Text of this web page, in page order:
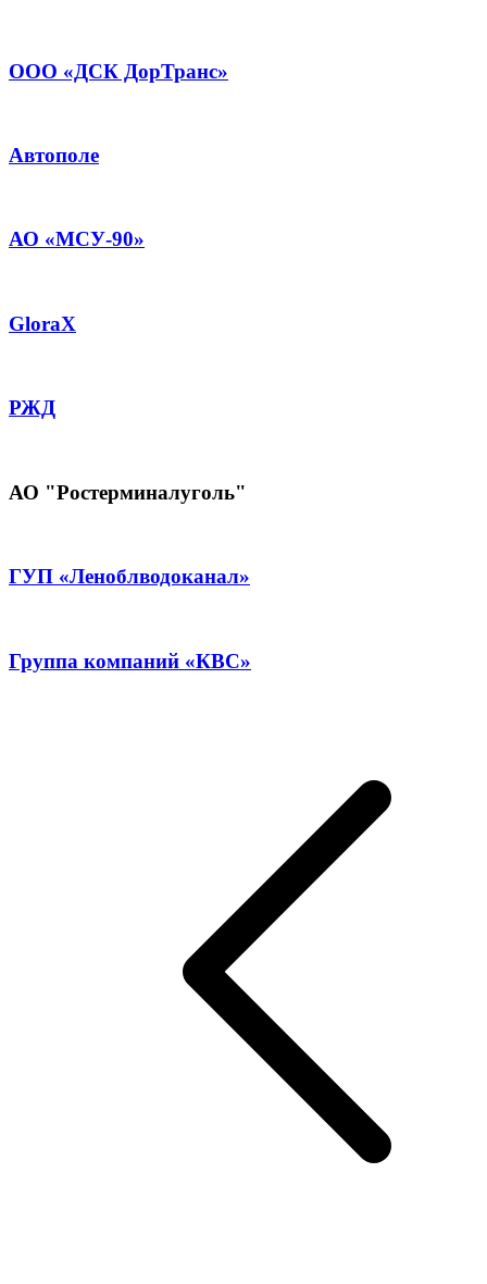
ООО «ДСК ДорТранс»
Автополе
АО «МСУ-90»
GloraX
РЖД
АО "Ростерминалуголь"
ГУП «Леноблводоканал»
Группа компаний «КВС»